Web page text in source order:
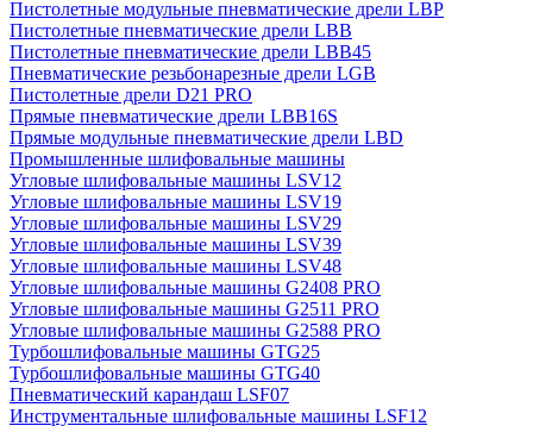
Пистолетные модульные пневматические дрели LBP
Пистолетные пневматические дрели LBB
Пистолетные пневматические дрели LBB45
Пневматические резьбонарезные дрели LGB
Пистолетные дрели D21 PRO
Прямые пневматические дрели LBB16S
Прямые модульные пневматические дрели LBD
Промышленные шлифовальные машины
Угловые шлифовальные машины LSV12
Угловые шлифовальные машины LSV19
Угловые шлифовальные машины LSV29
Угловые шлифовальные машины LSV39
Угловые шлифовальные машины LSV48
Угловые шлифовальные машины G2408 PRO
Угловые шлифовальные машины G2511 PRO
Угловые шлифовальные машины G2588 PRO
Турбошлифовальные машины GTG25
Турбошлифовальные машины GTG40
Пневматический карандаш LSF07
Инструментальные шлифовальные машины LSF12